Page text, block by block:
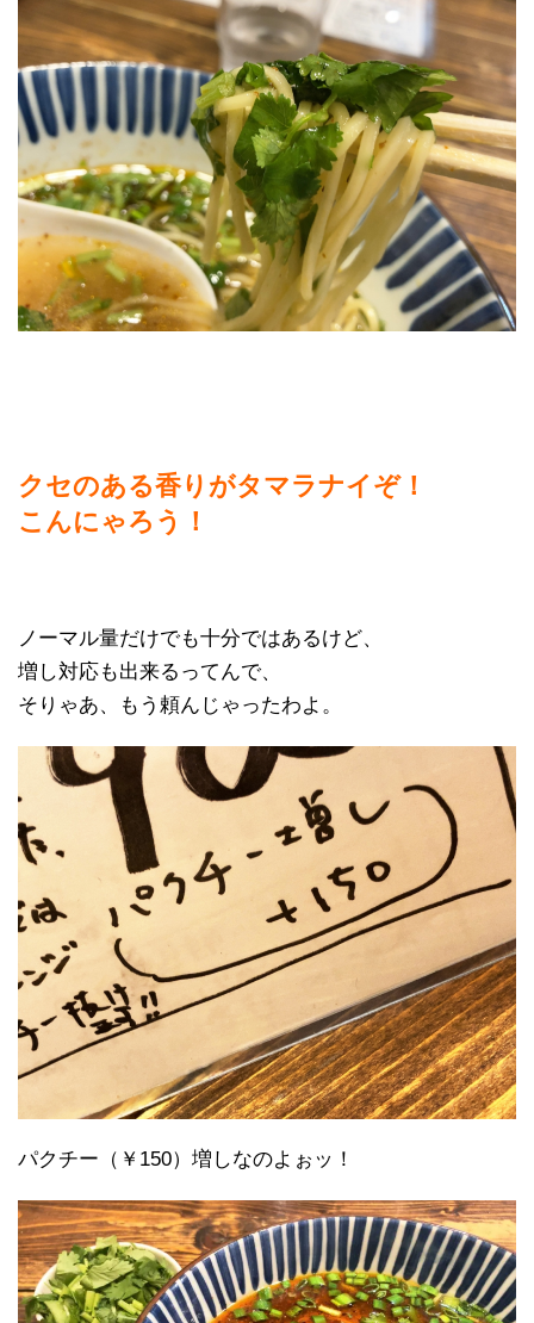
クセのある香りがタマラナイぞ！
こんにゃろう！
ノーマル量だけでも十分ではあるけど、
増し対応も出来るってんで、
そりゃあ、もう頼んじゃったわよ。
パクチー（￥150）増しなのよぉッ！